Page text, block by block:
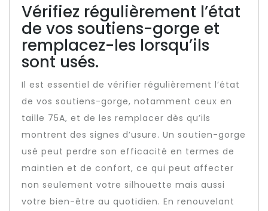
Vérifiez régulièrement l’état
de vos soutiens-gorge et
remplacez-les lorsqu’ils
sont usés.
Il est essentiel de vérifier régulièrement l’état
de vos soutiens-gorge, notamment ceux en
taille 75A, et de les remplacer dès qu’ils
montrent des signes d’usure. Un soutien-gorge
usé peut perdre son efficacité en termes de
maintien et de confort, ce qui peut affecter
non seulement votre silhouette mais aussi
votre bien-être au quotidien. En renouvelant